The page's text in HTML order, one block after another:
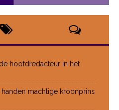
hoofdredacteur in het
machtige kroonprins